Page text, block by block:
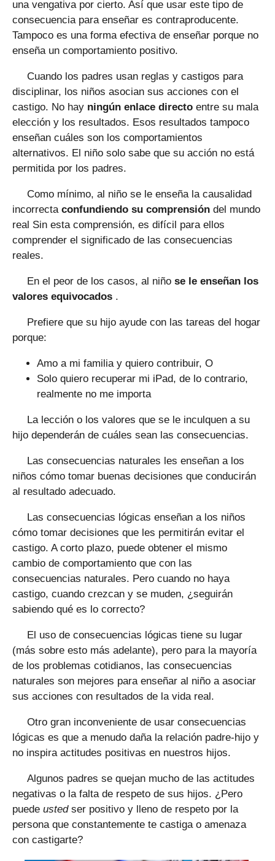
una vengativa por cierto. Así que usar este tipo de
consecuencia para enseñar es contraproducente.
Tampoco es una forma efectiva de enseñar porque no
enseña un comportamiento positivo.
Cuando los padres usan reglas y castigos para
disciplinar, los niños asocian sus acciones con el
castigo. No hay ningún enlace directo entre su mala
elección y los resultados. Esos resultados tampoco
enseñan cuáles son los comportamientos
alternativos. El niño solo sabe que su acción no está
permitida por los padres.
Como mínimo, al niño se le enseña la causalidad
incorrecta confundiendo su comprensión del mundo
real Sin esta comprensión, es difícil para ellos
comprender el significado de las consecuencias
reales.
En el peor de los casos, al niño se le enseñan los
valores equivocados .
Prefiere que su hijo ayude con las tareas del hogar
porque:
Amo a mi familia y quiero contribuir, O
Solo quiero recuperar mi iPad, de lo contrario,
realmente no me importa
La lección o los valores que se le inculquen a su
hijo dependerán de cuáles sean las consecuencias.
Las consecuencias naturales les enseñan a los
niños cómo tomar buenas decisiones que conducirán
al resultado adecuado.
Las consecuencias lógicas enseñan a los niños
cómo tomar decisiones que les permitirán evitar el
castigo. A corto plazo, puede obtener el mismo
cambio de comportamiento que con las
consecuencias naturales. Pero cuando no haya
castigo, cuando crezcan y se muden, ¿seguirán
sabiendo qué es lo correcto?
El uso de consecuencias lógicas tiene su lugar
(más sobre esto más adelante), pero para la mayoría
de los problemas cotidianos, las consecuencias
naturales son mejores para enseñar al niño a asociar
sus acciones con resultados de la vida real.
Otro gran inconveniente de usar consecuencias
lógicas es que a menudo daña la relación padre-hijo y
no inspira actitudes positivas en nuestros hijos.
Algunos padres se quejan mucho de las actitudes
negativas o la falta de respeto de sus hijos. ¿Pero
puede usted ser positivo y lleno de respeto por la
persona que constantemente te castiga o amenaza
con castigarte?